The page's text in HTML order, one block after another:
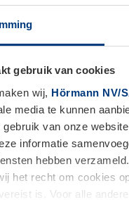
gebruik van cookies
wij, Hörmann NV/
media te kunnen
gebruik van onze
informatie
hebben verzameld.
het recht om cookies
is. Voor alle